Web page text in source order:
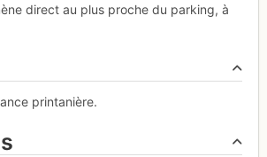
direct au plus proche du parking, à
printanière.